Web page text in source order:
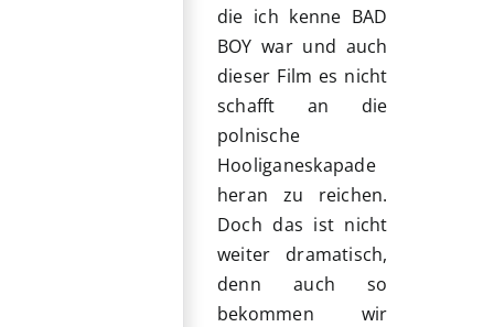
die ich kenne BAD
BOY war und auch
dieser Film es nicht
schafft an die
polnische
Hooliganeskapade
heran zu reichen.
Doch das ist nicht
weiter dramatisch,
denn auch so
bekommen wir